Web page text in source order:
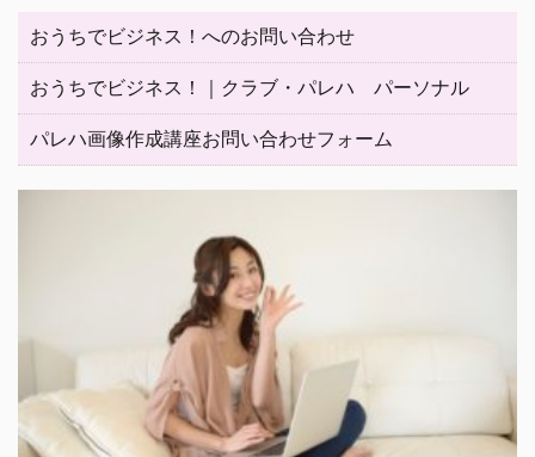
おうちでビジネス！へのお問い合わせ
おうちでビジネス！｜クラブ・パレハ パーソナル
パレハ画像作成講座お問い合わせフォーム